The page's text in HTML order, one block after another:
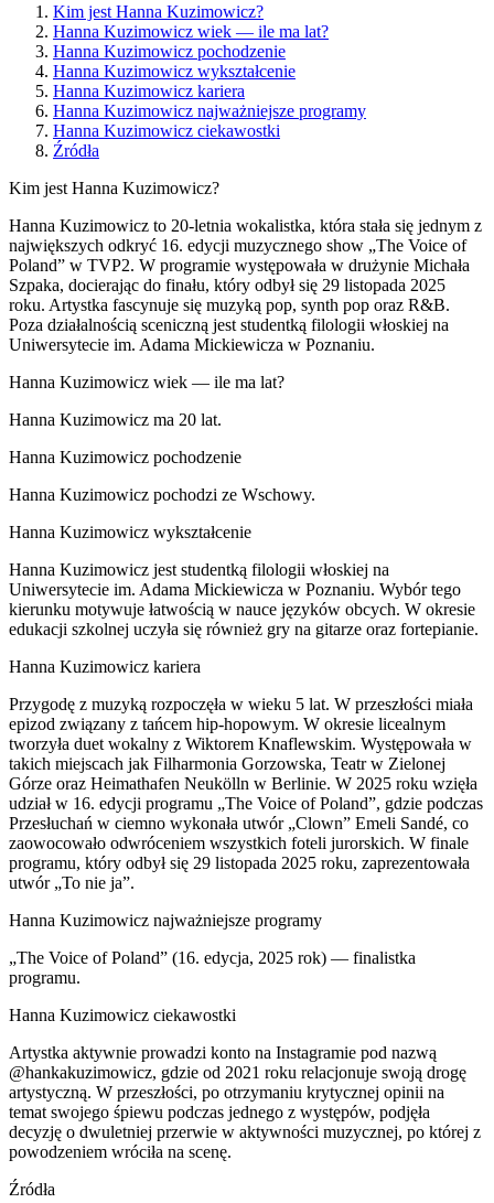
Kim jest Hanna Kuzimowicz?
Hanna Kuzimowicz wiek — ile ma lat?
Hanna Kuzimowicz pochodzenie
Hanna Kuzimowicz wykształcenie
Hanna Kuzimowicz kariera
Hanna Kuzimowicz najważniejsze programy
Hanna Kuzimowicz ciekawostki
Źródła
Kim jest Hanna Kuzimowicz?
Hanna Kuzimowicz to 20-letnia wokalistka, która stała się jednym z
największych odkryć 16. edycji muzycznego show „The Voice of
Poland” w TVP2. W programie występowała w drużynie Michała
Szpaka, docierając do finału, który odbył się 29 listopada 2025
roku. Artystka fascynuje się muzyką pop, synth pop oraz R&B.
Poza działalnością sceniczną jest studentką filologii włoskiej na
Uniwersytecie im. Adama Mickiewicza w Poznaniu.
Hanna Kuzimowicz wiek — ile ma lat?
Hanna Kuzimowicz ma 20 lat.
Hanna Kuzimowicz pochodzenie
Hanna Kuzimowicz pochodzi ze Wschowy.
Hanna Kuzimowicz wykształcenie
Hanna Kuzimowicz jest studentką filologii włoskiej na
Uniwersytecie im. Adama Mickiewicza w Poznaniu. Wybór tego
kierunku motywuje łatwością w nauce języków obcych. W okresie
edukacji szkolnej uczyła się również gry na gitarze oraz fortepianie.
Hanna Kuzimowicz kariera
Przygodę z muzyką rozpoczęła w wieku 5 lat. W przeszłości miała
epizod związany z tańcem hip-hopowym. W okresie licealnym
tworzyła duet wokalny z Wiktorem Knaflewskim. Występowała w
takich miejscach jak Filharmonia Gorzowska, Teatr w Zielonej
Górze oraz Heimathafen Neukölln w Berlinie. W 2025 roku wzięła
udział w 16. edycji programu „The Voice of Poland”, gdzie podczas
Przesłuchań w ciemno wykonała utwór „Clown” Emeli Sandé, co
zaowocowało odwróceniem wszystkich foteli jurorskich. W finale
programu, który odbył się 29 listopada 2025 roku, zaprezentowała
utwór „To nie ja”.
Hanna Kuzimowicz najważniejsze programy
„The Voice of Poland” (16. edycja, 2025 rok) — finalistka
programu.
Hanna Kuzimowicz ciekawostki
Artystka aktywnie prowadzi konto na Instagramie pod nazwą
@hankakuzimowicz, gdzie od 2021 roku relacjonuje swoją drogę
artystyczną. W przeszłości, po otrzymaniu krytycznej opinii na
temat swojego śpiewu podczas jednego z występów, podjęła
decyzję o dwuletniej przerwie w aktywności muzycznej, po której z
powodzeniem wróciła na scenę.
Źródła